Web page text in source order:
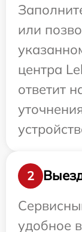
или
центра
ответит
2
удобное